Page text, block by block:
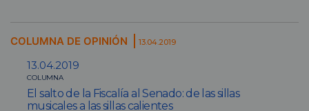
COLUMNA DE OPINIÓN 13.04.2019
13.04.2019
COLUMNA
El salto de la Fiscalía al Senado: de las sillas
musicales a las sillas calientes